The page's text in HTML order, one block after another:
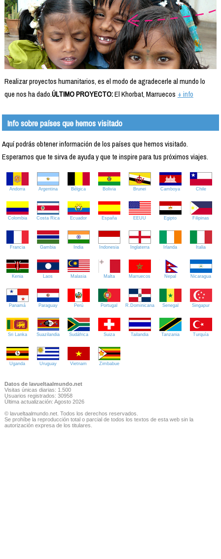
Realizar proyectos humanitarios, es el modo de agradecerle al mundo lo
que nos ha dado.ÚLTIMO PROYECTO:El Khorbat, Marruecos + info
Info sobre países que hemos visitado
Aquí podrás obtener información de los países que hemos visitado.
Esperamos que te sirva de ayuda y que te inspire para tus próximos viajes.
Andorra Argentina Bélgica Bolivia Brunei Camboya Chile
Colombia Costa Rica Ecuador España EEUU Egipto Filipinas
Francia Gambia India Indonesia Inglaterra Irlanda Italia
Kenia Laos Malasia Malta Marruecos Nepal Nicaragua
Panamá Paraguay Perú Portugal R.Dominicana Senegal Singapur
Sri Lanka Suazilandia Sudáfrica Suiza Tailandia Tanzania Turquía
Uganda Uruguay Vietnam Zimbabue
Datos de lavueltaalmundo.net
Visitas únicas diarias: 1.500
Usuarios registrados: 30958
Última actualización: Agosto 2026
© lavueltaalmundo.net. Todos los derechos reservados.
Se prohíbe la reproducción total o parcial de todos los textos de esta web sin la
autorización expresa de los titulares.